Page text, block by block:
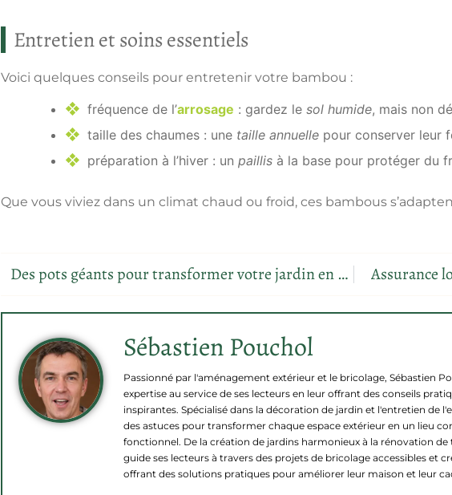
Entretien et soins essentiels
Voici quelques conseils pour entretenir votre bambou :
fréquence de l’arrosage : gardez le sol humide, mais non
taille des chaumes : une taille annuelle pour conserver leur
préparation à l’hiver : un paillis à la base pour protéger du
Que vous viviez dans un climat chaud ou froid, ces bambous
Des pots géants pour transformer votre jardin en oasis XXL Assurance
Sébastien Pouchol
Passionné par l'aménagement extérieur et le bricolage, Sébastien
expertise au service de ses lecteurs en leur offrant des conseils
inspirantes. Spécialisé dans la décoration de jardin et l'entretien de
des astuces pour transformer chaque espace extérieur en un lieu
fonctionnel. De la création de jardins harmonieux à la rénovation de
guide ses lecteurs à travers des projets de bricolage accessibles et
offrant des solutions pratiques pour améliorer leur maison et leur